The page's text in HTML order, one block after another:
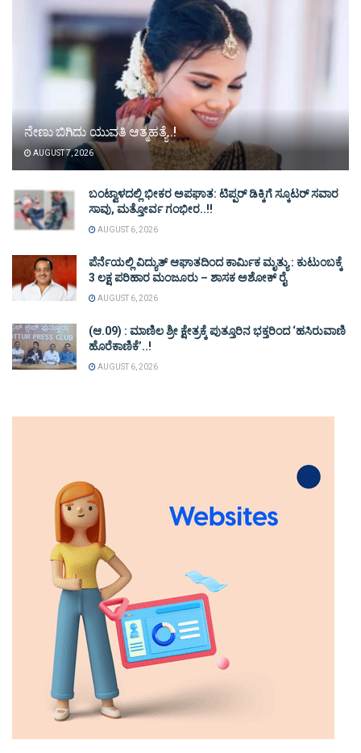
ನೇಣು ಬಿಗಿದು ಯುವತಿ ಆತ್ಮಹತ್ಯೆ..!
AUGUST 7, 2026
ಬಂಟ್ವಾಳದಲ್ಲಿ ಭೀಕರ ಅಪಘಾತ: ಟಿಪ್ಪರ್ ಡಿಕ್ಕಿಗೆ ಸ್ಕೂಟರ್ ಸವಾರ
ಸಾವು, ಮತ್ತೋರ್ವ ಗಂಭೀರ..!!
AUGUST 6, 2026
ಪೆರ್ನೆಯಲ್ಲಿ ವಿದ್ಯುತ್ ಆಘಾತದಿಂದ ಕಾರ್ಮಿಕ ಮೃತ್ಯು : ಕುಟುಂಬಕ್ಕೆ
3 ಲಕ್ಷ ಪರಿಹಾರ ಮಂಜೂರು – ಶಾಸಕ ಅಶೋಕ್ ರೈ
AUGUST 6, 2026
(ಆ.09) : ಮಾಣಿಲ ಶ್ರೀ ಕ್ಷೇತ್ರಕ್ಕೆ ಪುತ್ತೂರಿನ ಭಕ್ತರಿಂದ ‘ಹಸಿರುವಾಣಿ
ಹೊರೆಕಾಣಿಕೆ’..!
AUGUST 6, 2026